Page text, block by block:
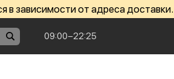
в зависимости от адреса
09:00−22:25